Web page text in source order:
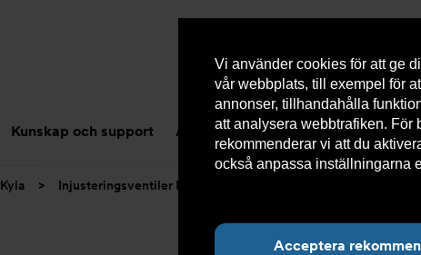
Vi använder cookies för att ge
vår webbplats, till exempel för
annonser, tillhandahålla
att analysera webbtrafiken. För
rekommenderar vi att du
också anpassa inställningarna
Acceptera
Kunskap och support Aktuellt Om Armatec
Kyla > Injusteringsventiler NC